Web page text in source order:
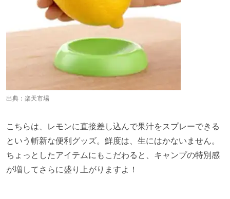
出典： 楽天市場
こちらは、レモンに直接差し込んで果汁をスプレーできる
という斬新な便利グッズ。鮮度は、生にはかないません。
ちょっとしたアイテムにもこだわると、キャンプの特別感
が増してさらに盛り上がりますよ！